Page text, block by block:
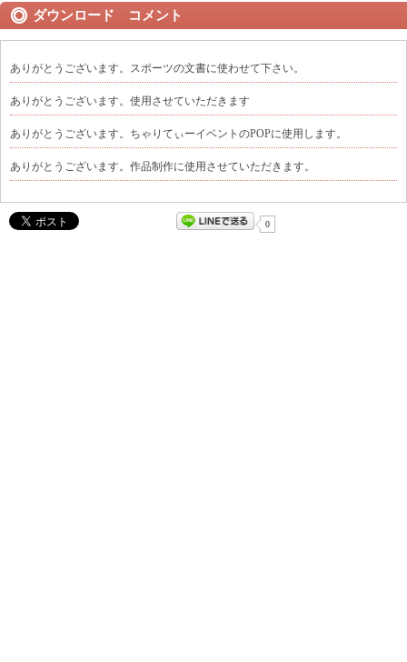
ダウンロード コメント
ありがとうございます。スポーツの文書に使わせて下さい。
ありがとうございます。使用させていただきます
ありがとうございます。ちゃりてぃーイベントのPOPに使用します。
ありがとうございます。作品制作に使用させていただきます。
0